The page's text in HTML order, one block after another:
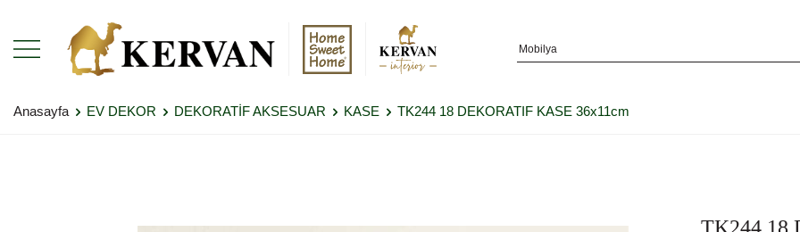
Anasayfa EV DEKOR DEKORATİF AKSESUAR KASE TK244 18 DEKORATIF KASE 36x11cm